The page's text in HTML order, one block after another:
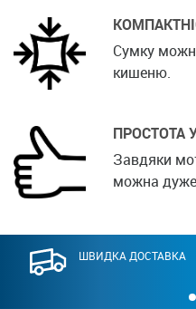
Сумку
кишеню.
ПРОСТОТА
Завдяки
можна дуже
ШВИДКА ДОСТАВКА